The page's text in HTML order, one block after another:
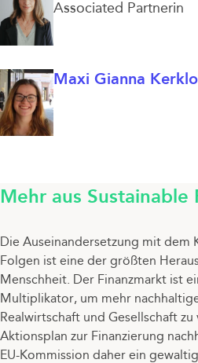
Associated Partnerin
Maxi Gianna
Mehr aus Sustainable
Die Auseinandersetzung mit dem
Folgen ist eine der größten
Menschheit. Der Finanzmarkt ist
Multiplikator, um mehr
Realwirtschaft und Gesellschaft
Aktionsplan zur Finanzierung
EU-Kommission daher ein